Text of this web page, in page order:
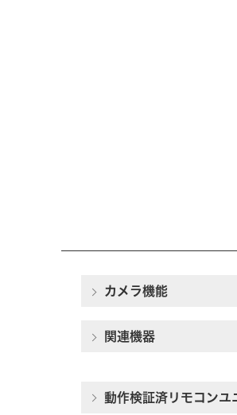
カメラ機能
関連機器
動作検証済リモコンユ